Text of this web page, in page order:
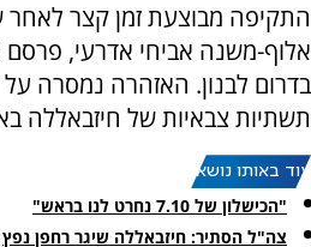
התקיפה מבוצעת זמן קצר לאחר
אלוף-משנה אביחי אדרעי, פרסם
בדרום לבנון. האזהרה נמסרה
תשתיות צבאיות של חיזבאללה
עוד באותו נושא:
"הכישלון של 7.10 נחרט לנו בראש"
צה"ל הסתיר: חיזבאללה שיגר רחפן נפץ